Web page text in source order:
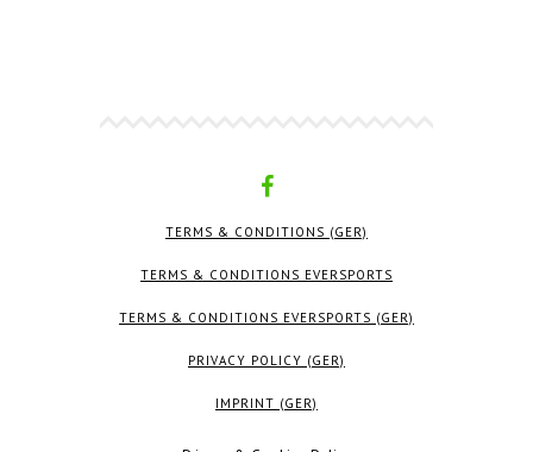
TERMS & CONDITIONS (GER)
TERMS & CONDITIONS EVERSPORTS
TERMS & CONDITIONS EVERSPORTS (GER)
PRIVACY POLICY (GER)
IMPRINT (GER)